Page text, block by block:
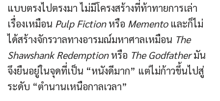
แบบตรงไปตรงมา ไม่มีโครงสร้างที่ท้าทายการเล่า
เรื่องเหมือน Pulp Fictionหรือ Mementoและก็ไม่
ได้สร้างจักรวาลทางอารมณ์มหาศาลเหมือน The
Shawshank Redemptionหรือ The Godfatherมัน
จึงยืนอยู่ในจุดที่เป็น “หนังดีมาก” แต่ไม่ก้าวขึ้นไปสู่
ระดับ “ตำนานเหนือกาลเวลา”